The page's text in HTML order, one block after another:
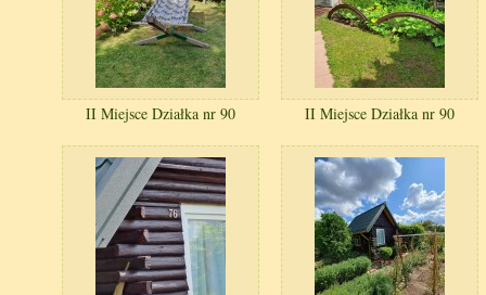
II Miejsce Działka nr 90 II Miejsce Działka nr 90